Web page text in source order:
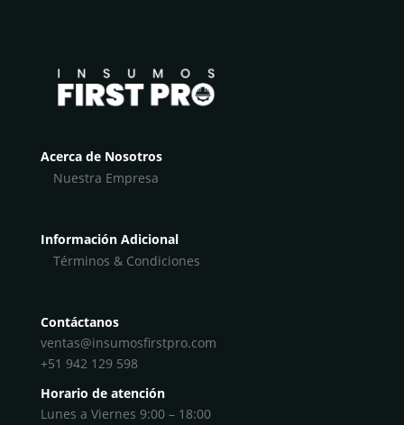
Acerca de Nosotros
Nuestra Empresa
Información Adicional
Términos & Condiciones
Contáctanos
ventas@insumosfirstpro.com
+51 942 129 598
Horario de atención
Lunes a Viernes 9:00 – 18:00